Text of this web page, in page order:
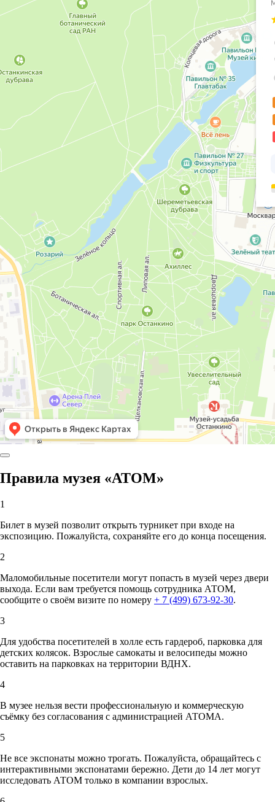
Правила музея «АТОМ»
1
Билет в музей позволит открыть турникет при входе на
экспозицию. Пожалуйста, сохраняйте его до конца посещения.
2
Маломобильные посетители могут попасть в музей через двери
выхода. Если вам требуется помощь сотрудника АТОМ,
сообщите о своём визите по номеру + 7 (499) 673-92-30.
3
Для удобства посетителей в холле есть гардероб, парковка для
детских колясок. Взрослые самокаты и велосипеды можно
оставить на парковках на территории ВДНХ.
4
В музее нельзя вести профессиональную и коммерческую
съёмку без согласования с администрацией АТОМА.
5
Не все экспонаты можно трогать. Пожалуйста, обращайтесь с
интерактивными экспонатами бережно. Дети до 14 лет могут
исследовать АТОМ только в компании взрослых.